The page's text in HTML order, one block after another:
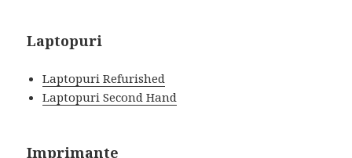
Laptopuri
Laptopuri Refurished
Laptopuri Second Hand
Imprimante